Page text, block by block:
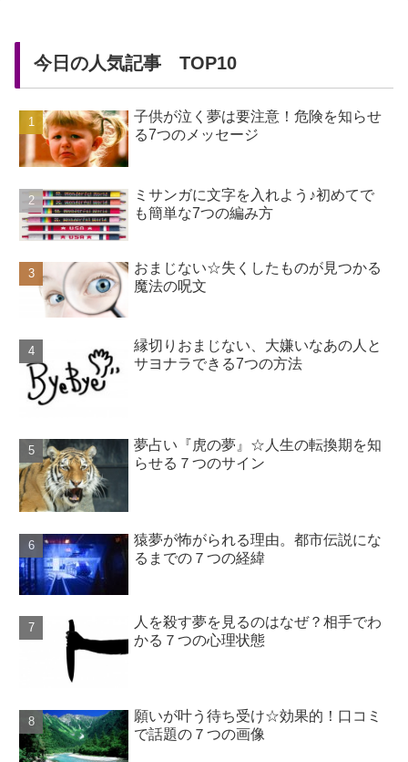
今日の人気記事 TOP10
子供が泣く夢は要注意！危険を知らせ
る7つのメッセージ
ミサンガに文字を入れよう♪初めてで
も簡単な7つの編み方
おまじない☆失くしたものが見つかる
魔法の呪文
縁切りおまじない、大嫌いなあの人と
サヨナラできる7つの方法
夢占い『虎の夢』☆人生の転換期を知
らせる７つのサイン
猿夢が怖がられる理由。都市伝説にな
るまでの７つの経緯
人を殺す夢を見るのはなぜ？相手でわ
かる７つの心理状態
願いが叶う待ち受け☆効果的！口コミ
で話題の７つの画像